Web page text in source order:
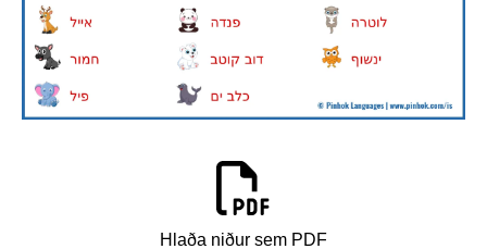
Hlaða niður sem PDF